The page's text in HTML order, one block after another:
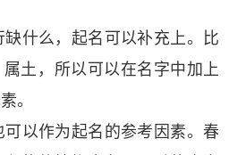
什么， 起名可以补充上。比
土，所以可以在名字中加上
。
以作为起名的参考因素。春